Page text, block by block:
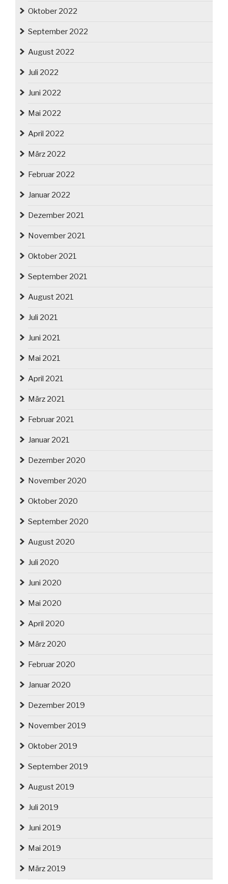
Oktober 2022
September 2022
August 2022
Juli 2022
Juni 2022
Mai 2022
April 2022
März 2022
Februar 2022
Januar 2022
Dezember 2021
November 2021
Oktober 2021
September 2021
August 2021
Juli 2021
Juni 2021
Mai 2021
April 2021
März 2021
Februar 2021
Januar 2021
Dezember 2020
November 2020
Oktober 2020
September 2020
August 2020
Juli 2020
Juni 2020
Mai 2020
April 2020
März 2020
Februar 2020
Januar 2020
Dezember 2019
November 2019
Oktober 2019
September 2019
August 2019
Juli 2019
Juni 2019
Mai 2019
März 2019